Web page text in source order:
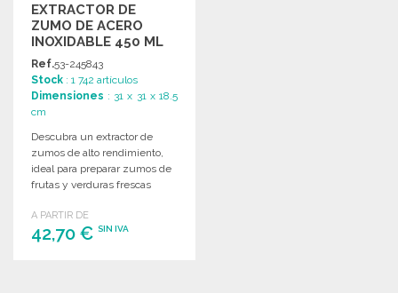
EXTRACTOR DE
ZUMO DE ACERO
INOXIDABLE 450 ML
ANTIGOTEO
Ref.53-245843
Stock : 1 742 artículos
Dimensiones : 31 x 31 x 18.5
cm
Descubra un extractor de
zumos de alto rendimiento,
ideal para preparar zumos de
frutas y verduras frescas
y utilizar.
A PARTIR DE
42,70 € SIN IVA